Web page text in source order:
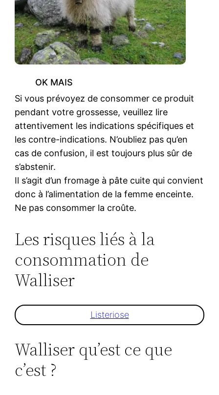
OK MAIS
Si vous prévoyez de consommer ce produit
pendant votre grossesse, veuillez lire
attentivement les indications spécifiques et
les contre-indications. N’oubliez pas qu’en
cas de confusion, il est toujours plus sûr de
s’abstenir.
Il s’agit d’un fromage à pâte cuite qui convient
donc à l’alimentation de la femme enceinte.
Ne pas consommer la croûte.
Les risques liés à la
consommation de
Walliser
Listeriose
Walliser qu’est ce que
c’est ?